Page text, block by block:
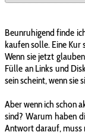
Beunruhigend finde
kaufen solle. Eine Kur
Wenn sie jetzt
Fülle an Links und
sein scheint, wenn
Aber wenn ich schon
sind? Warum haben
Antwort darauf, muss